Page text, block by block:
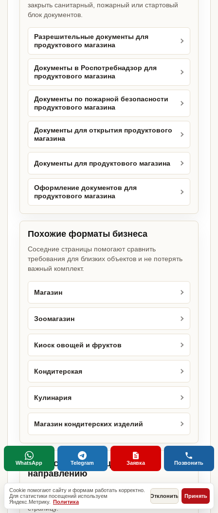
закрыть санитарный, пожарный или стартовый
блок документов.
Разрешительные документы для
продуктового магазина
Документы в Роспотребнадзор для
продуктового магазина
Документы по пожарной безопасности
продуктового магазина
Документы для открытия продуктового
магазина
Документы для продуктового магазина
Оформление документов для
продуктового магазина
Похожие форматы бизнеса
Соседние страницы помогают сравнить
требования для близких объектов и не потерять
важный комплект.
Магазин
Зоомагазин
Киоск овощей и фруктов
Кондитерская
Кулинария
Магазин кондитерских изделий
Городские страницы по этому
направлению
Если объект работает в конкретном городе,
можно сразу открыть релевантную городскую
страницу.
Cookie помогают сайту и формам работать корректно.
Для статистики посещений используем
Яндекс.Метрику. Политика
Отклонить Принять
WhatsApp Telegram Заявка Позвонить